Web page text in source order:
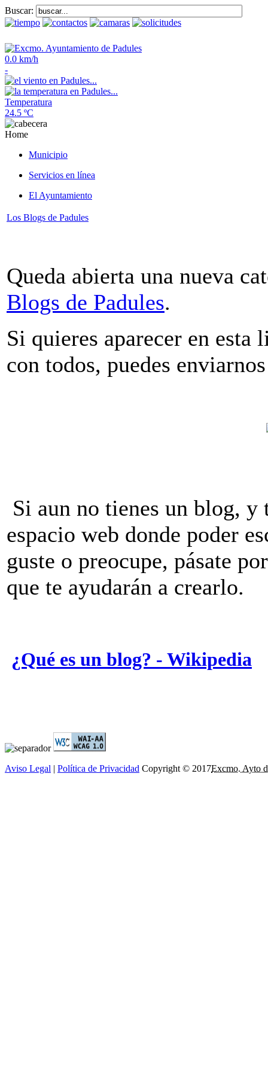
Buscar:
0.0 km/h
-
Temperatura
24.5 ºC
Home
Municipio
Servicios en línea
El Ayuntamiento
Los Blogs de Padules
Queda abierta una nueva
Blogs de Padules.
Si quieres aparecer en
con todos, puedes
Si aun no tienes un blog,
espacio web donde poder
guste o preocupe, pásate
que te ayudarán a crearlo.
¿Qué es un blog? - Wikipedia
Aviso Legal | Política de Privacidad Copyright © 2017Excmo. Ayto